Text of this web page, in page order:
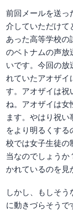
前回メールを送っ
介していただけて
あった高等学校の
のベトナムの声放
いです。今回の放
れていたアオザイ
す。アオザイは祝
ね。アオザイは女
ます。やはり祝
をより明るくす
校では女子生徒の
当なのでしょうか
かれているのを見
しかし、もしそう
に動きづらそうで